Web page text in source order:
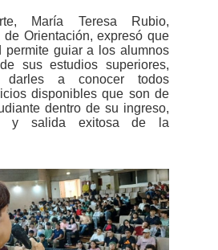
María Teresa Rubio,
de Orientación, expresó que
permite guiar a los alumnos
sus estudios superiores,
darles a conocer todos
disponibles que son de
dentro de su ingreso,
y salida exitosa de la